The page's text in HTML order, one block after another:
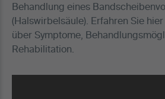
Behandlung eines
(Halswirbelsäule). Erfahren Sie
über Symptome,
Rehabilitation.